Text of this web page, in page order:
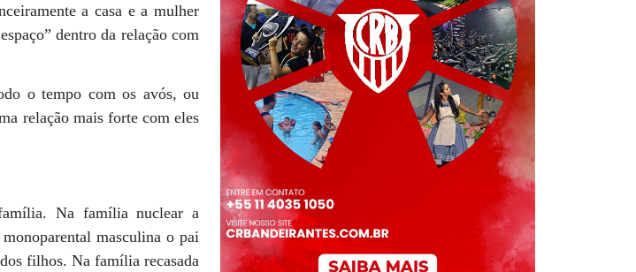
a casa e a mulher
dentro da relação com
o tempo com os avós, ou
relação mais forte com eles
Na família nuclear a
masculina o pai
filhos. Na família recasada